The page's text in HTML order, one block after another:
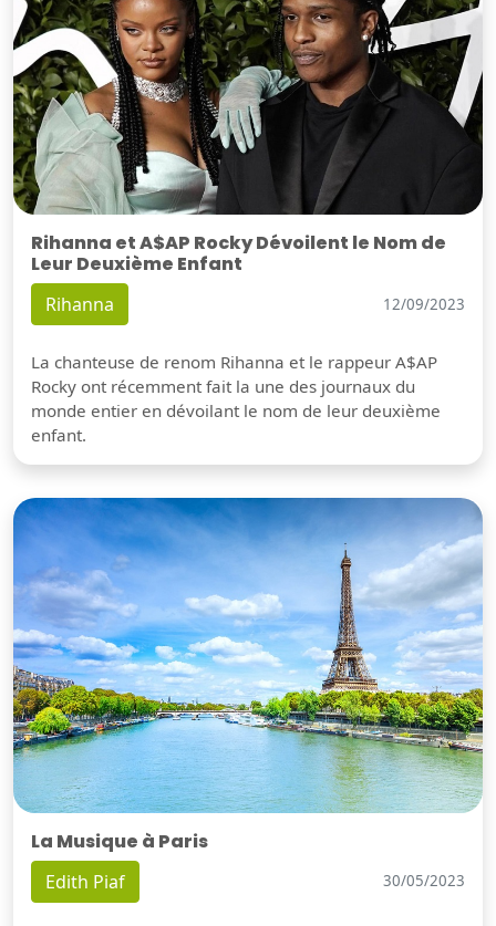
Rihanna et A$AP Rocky Dévoilent le Nom de
Leur Deuxième Enfant
Rihanna 12/09/2023
La chanteuse de renom Rihanna et le rappeur A$AP
Rocky ont récemment fait la une des journaux du
monde entier en dévoilant le nom de leur deuxième
enfant.
La Musique à Paris
Edith Piaf 30/05/2023